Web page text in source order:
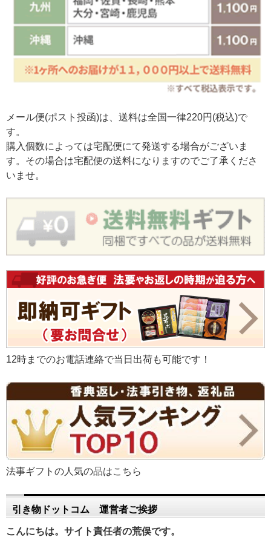
メール便(ポスト投函)は、送料は全国一律220円(税込)で
す。
購入個数によっては宅配便にて発送する場合がございま
す。その場合は宅配便の送料になりますのでご了承くださ
いませ。
12時までのお電話連絡で当日出荷も可能です！
法事ギフトの人気の品はこちら
引き物ドットコム 運営者ご挨拶
こんにちは。サイト責任者の荒俣です。